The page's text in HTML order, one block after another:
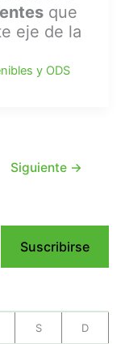
que
eje de la
y ODS
Siguiente →
Suscribirse
S D